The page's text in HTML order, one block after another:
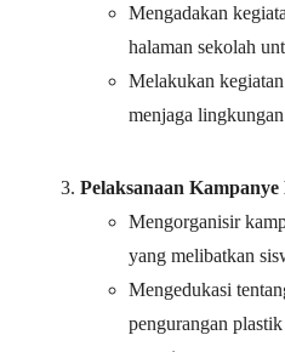
Mengadakan
halaman sekolah
Melakukan
menjaga
Pelaksanaan
Mengorganisir
yang melibatkan
Mengedukasi
pengurangan